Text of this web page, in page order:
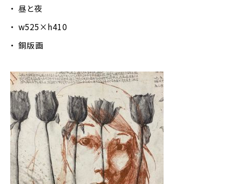
昼と夜
w525×h410
銅版画